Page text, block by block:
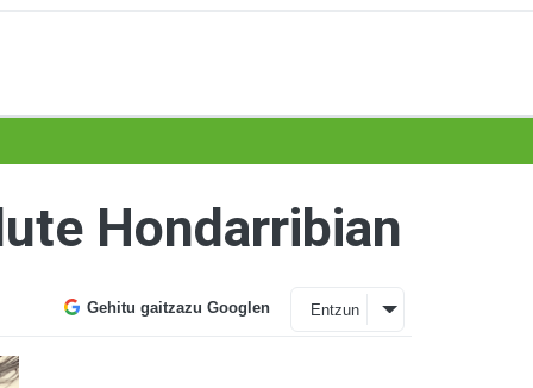
Hondarribian
Gehitu gaitzazu Googlen Entzun